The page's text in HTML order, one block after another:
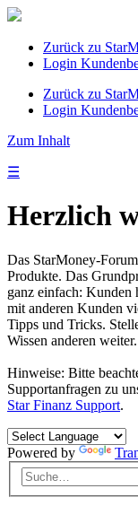
Zurück zu
Login
Zurück zu
Login
Zum Inhalt
☰
Herzlich
Das StarMoney-
Produkte. Das
ganz einfach: Kunden
mit anderen Kunden
Tipps und Tricks.
Wissen anderen weiter.
Hinweise: Bitte
Supportanfragen zu
Star Finanz Support.
Powered by